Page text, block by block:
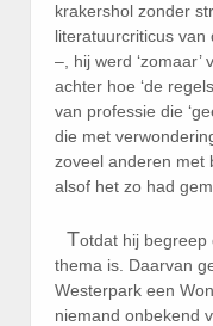
krakershol zonder
literatuurcriticus van
–, hij werd
achter hoe ‘de
van professie die
die met
zoveel anderen met
alsof het zo had
Totdat hij begreep
thema is. Daarvan
Westerpark een
niemand onbekend